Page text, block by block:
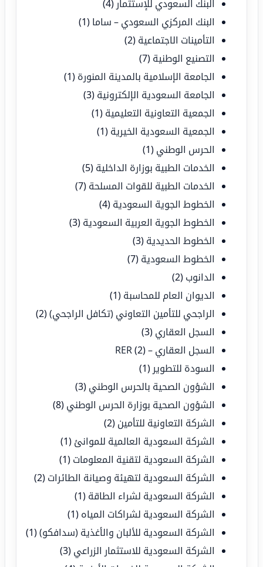
البنك السعودي للإستثمار (4)
البنك المركزي السعودي – ساما (1)
التأمينات الاجتماعية (2)
التصنيع الوطنية (7)
الجامعة الإسلامية بالمدينة المنورة (1)
الجامعة السعودية الإلكترونية (3)
الجمعية التعاونية التعليمية (1)
الجمعية السعودية الخيرية (1)
الحرس الوطني (1)
الخدمات الطبية بوزارة الداخلية (5)
الخدمات الطبية للقوات المسلحة (7)
الخطوط الجوية السعودية (4)
الخطوط الجوية العربية السعودية (3)
الخطوط الحديدية (3)
الخطوط السعودية (7)
الدانوب (2)
الديوان العام للمحاسبة (1)
الراجحي للتأمين التعاوني (تكافل الراجحي)(2)
السجل العقاري (3)
السجل العقاري – RER(2)
السودة للتطوير (1)
الشؤون الصحية بالحرس الوطني (3)
الشؤون الصحية بوزارة الحرس الوطني (8)
الشركة التعاونية للتأمين (2)
الشركة السعودية العالمية للموانئ (1)
الشركة السعودية لتقنية المعلومات (1)
الشركة السعودية لتهيئة وصيانة الطائرات (2)
الشركة السعودية لشراء الطاقة (1)
الشركة السعودية لشراكات المياه (1)
الشركة السعودية للألبان والأغذية (سدافكو)(1)
الشركة السعودية للاستثمار الزراعي (3)